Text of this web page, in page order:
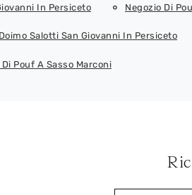
In Persiceto Negozio Di
Salotti San Giovanni In Persiceto
Di Pouf A Sasso Marconi